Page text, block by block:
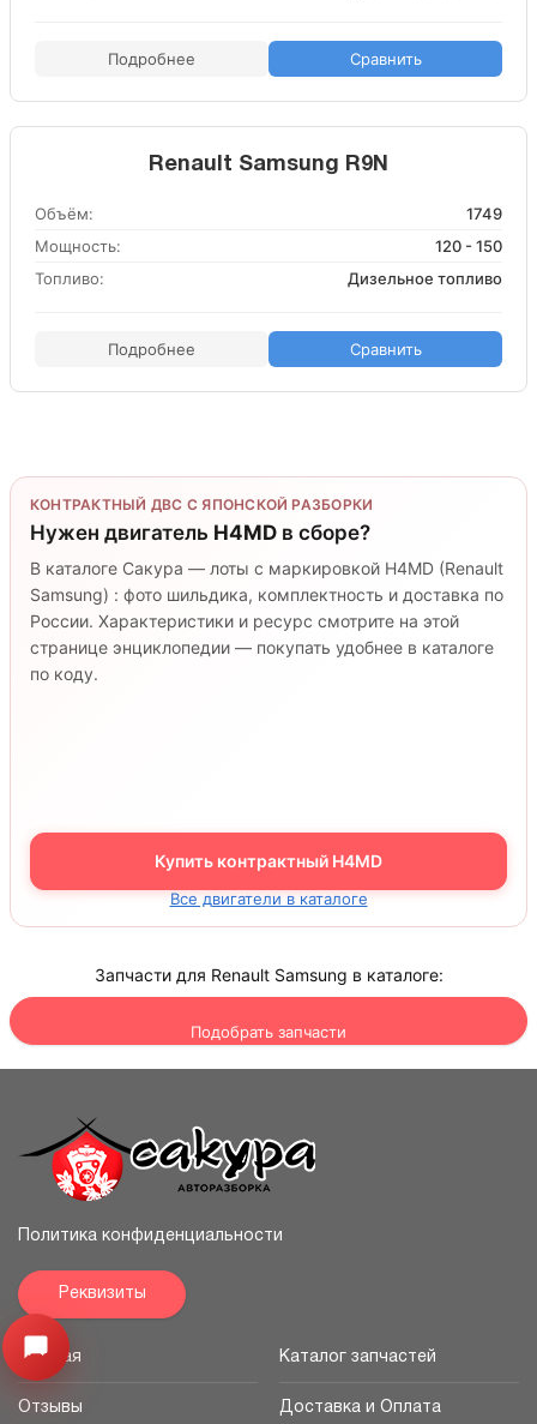
Подробнее Сравнить
Renault Samsung R9N
Объём:
1749
Мощность:
120 - 150
Топливо:
Дизельное топливо
Подробнее Сравнить
КОНТРАКТНЫЙ ДВС С ЯПОНСКОЙ РАЗБОРКИ
Нужен двигатель H4MD в сборе?
В каталоге Сакура — лоты с маркировкой H4MD (Renault
Samsung) : фото шильдика, комплектность и доставка по
России. Характеристики и ресурс смотрите на этой
странице энциклопедии — покупать удобнее в каталоге
по коду.
Купить контрактный H4MD
Все двигатели в каталоге
Запчасти для Renault Samsung в каталоге:
Подобрать запчасти
Узнайте цену запчасти ->
Открыть меню
Политика конфиденциальности
Реквизиты
Главная Каталог запчастей
Отзывы Доставка и Оплата